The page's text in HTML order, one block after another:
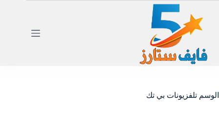
المحتوى
الوسم تلفزيونات بي تك